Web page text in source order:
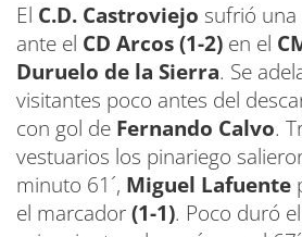
El C.D. Castroviejo sufrió
ante el CD Arcos (1-2) en el
Duruelo de la Sierra. Se
visitantes poco antes del
con gol de Fernando Calvo.
vestuarios los pinariego
minuto 61´, Miguel Lafuente
el marcador(1-1). Poco duró